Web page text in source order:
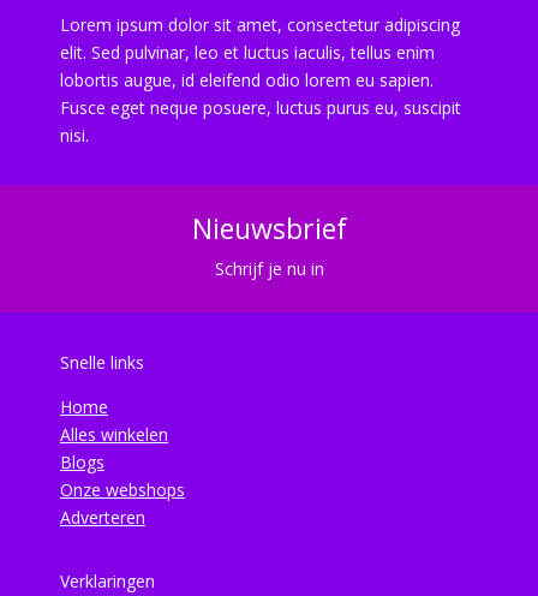
Lorem ipsum dolor sit amet, consectetur adipiscing
elit. Sed pulvinar, leo et luctus iaculis, tellus enim
lobortis augue, id eleifend odio lorem eu sapien.
Fusce eget neque posuere, luctus purus eu, suscipit
nisi.
Nieuwsbrief
Schrijf je nu in
Snelle links
Home
Alles winkelen
Blogs
Onze webshops
Adverteren
Verklaringen